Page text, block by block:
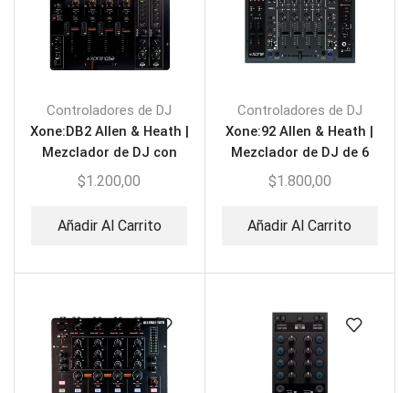
Controladores de DJ
Xone:DB2 Allen & Heath |
Mezclador de DJ con
dos motores EFX
$1.200,00
Añadir Al Carrito
Controladores de DJ
Xone:92 Allen & Heath |
Mezclador de DJ de 6
canales
$1.800,00
Añadir Al Carrito